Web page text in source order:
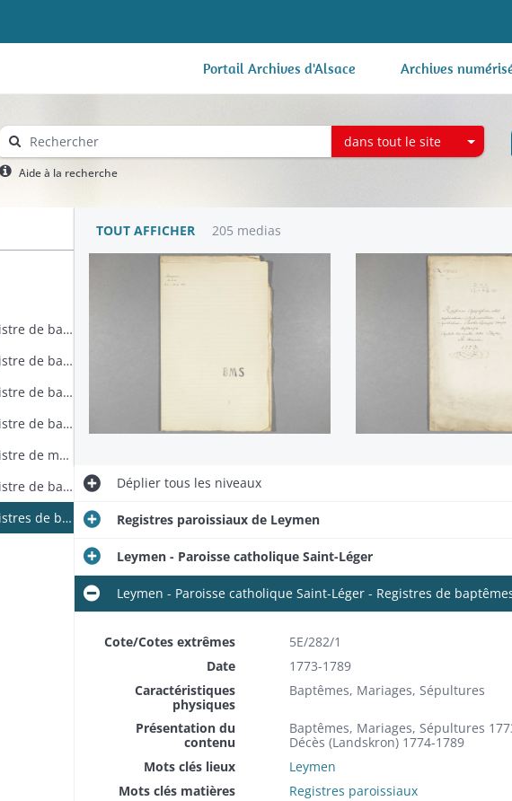
Portail Archives d'Alsace Archives
dans tout le site
Aide à la recherche
Leymen - Paroisse catholique Saint-Léger - Registre de baptêmes, mariages, sépultures et confirmations
Leymen - Paroisse catholique Saint-Léger - Registre de baptêmes, mariages, sépultures et confirmations
Leymen - Paroisse catholique Saint-Léger - Registre de baptêmes, mariages, sépultures, confirmations et notes
Leymen - Paroisse catholique Saint-Léger - Registre de baptêmes
Leymen - Paroisse catholique Saint-Léger - Registre de mariages et sépultures
Leymen - Paroisse catholique Saint-Léger - Registre de baptêmes
Leymen - Paroisse catholique Saint-Léger - Registres de baptêmes, mariages et sépultures
TOUT AFFICHER 205 medias
Dépliertous les niveaux
Registres paroissiaux de Leymen
Leymen - Paroisse catholique Saint-Léger
Leymen - Paroisse catholique Saint-Léger - Registres de
Cote/Cotes extrêmes
5E/282/1
Date
1773-1789
Caractéristiques
physiques
Baptêmes, Mariages, Sépultures
Présentation du
contenu
Baptêmes, Mariages, Sépultures
Décès (Landskron) 1774-1789
Mots clés lieux
Leymen
Mots clés matières
Registres paroissiaux